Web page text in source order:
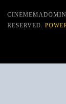
RESERVED.